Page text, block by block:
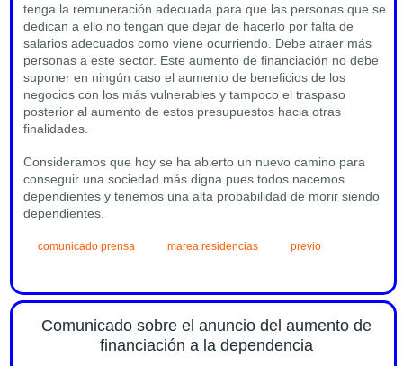
tenga la remuneración adecuada para que las personas que se
dedican a ello no tengan que dejar de hacerlo por falta de
salarios adecuados como viene ocurriendo. Debe atraer más
personas a este sector. Este aumento de financiación no debe
suponer en ningún caso el aumento de beneficios de los
negocios con los más vulnerables y tampoco el traspaso
posterior al aumento de estos presupuestos hacia otras
finalidades.
Consideramos que hoy se ha abierto un nuevo camino para
conseguir una sociedad más digna pues todos nacemos
dependientes y tenemos una alta probabilidad de morir siendo
dependientes.
comunicado prensa marea residencias previo
Comunicado sobre el anuncio del aumento de
financiación a la dependencia